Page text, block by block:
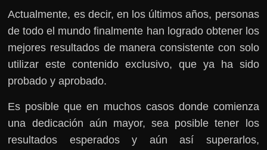
Actualmente, es decir, en los últimos años, personas
de todo el mundo finalmente han logrado obtener los
mejores resultados de manera consistente con solo
utilizar este contenido exclusivo, que ya ha sido
probado y aprobado.
Es posible que en muchos casos donde comienza
una dedicación aún mayor, sea posible tener los
resultados esperados y aún así superarlos,